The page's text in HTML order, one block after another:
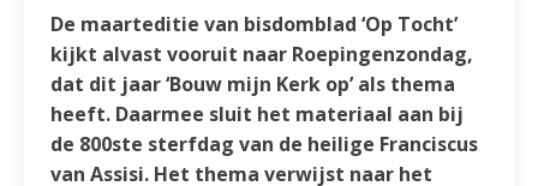
De maarteditie van bisdomblad ‘Op Tocht’
kijkt alvast vooruit naar Roepingenzondag,
dat dit jaar ‘Bouw mijn Kerk op’ als thema
heeft. Daarmee sluit het materiaal aan bij
de 800ste sterfdag van de heilige Franciscus
van Assisi. Het thema verwijst naar het